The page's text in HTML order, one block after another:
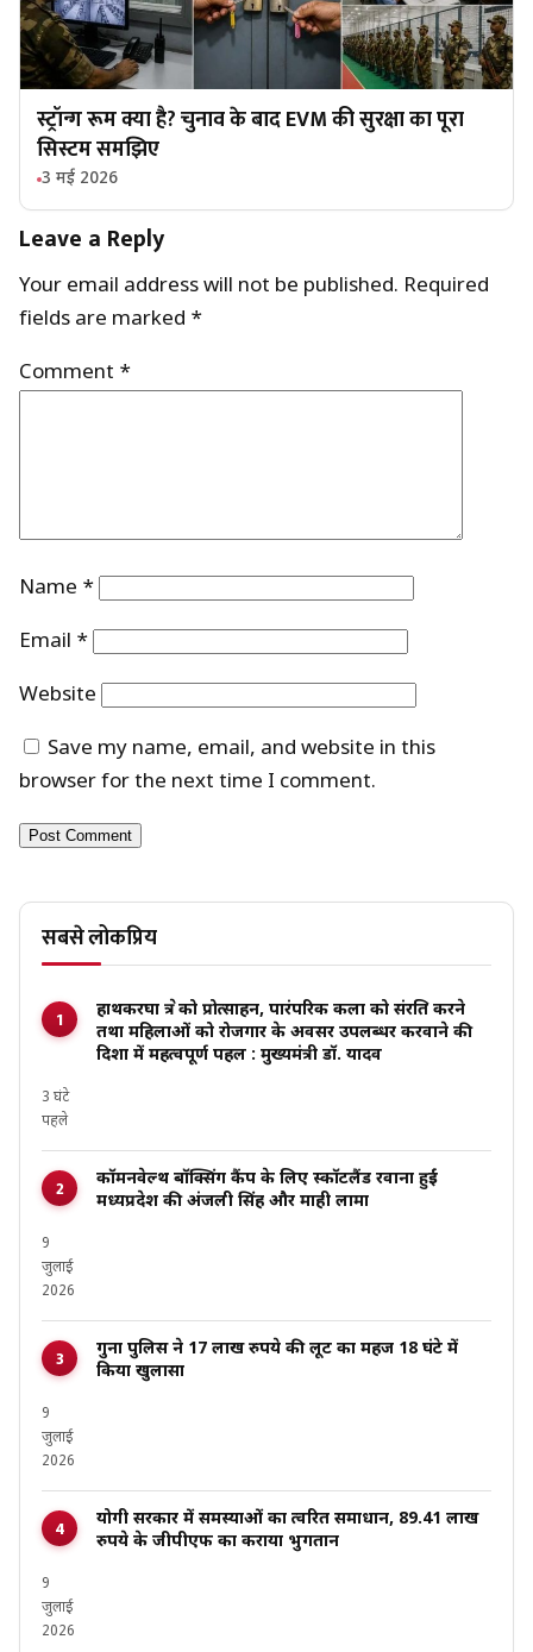
स्ट्रॉन्ग रूम क्या है? चुनाव के बाद EVM की सुरक्षा का पूरा
सिस्टम समझिए
3 मई 2026
Leave a Reply
Your email address will not be published. Required
fields are marked *
Comment *
Name *
Email *
Website
Save my name, email, and website in this
browser for the next time I comment.
सबसे लोकप्रिय
हाथकरघा क्षेत्र को प्रोत्साहन, पारंपरिक कला को संरक्षित करने
तथा महिलाओं को रोजगार के अवसर उपलब्धर करवाने की
दिशा में महत्वपूर्ण पहल : मुख्यमंत्री डॉ. यादव
3 घंटे
पहले
कॉमनवेल्थ बॉक्सिंग कैंप के लिए स्कॉटलैंड रवाना हुईं
मध्यप्रदेश की अंजली सिंह और माही लामा
9
जुलाई
2026
गुना पुलिस ने 17 लाख रुपये की लूट का महज 18 घंटे में
किया खुलासा
9
जुलाई
2026
योगी सरकार में समस्याओं का त्वरित समाधान, 89.41 लाख
रुपये के जीपीएफ का कराया भुगतान
9
जुलाई
2026